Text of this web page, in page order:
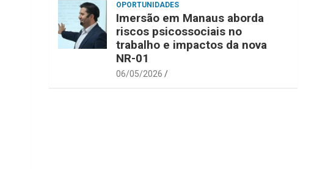
OPORTUNIDADES
Imersão em Manaus aborda
riscos psicossociais no
trabalho e impactos da nova
NR-01
06/05/2026